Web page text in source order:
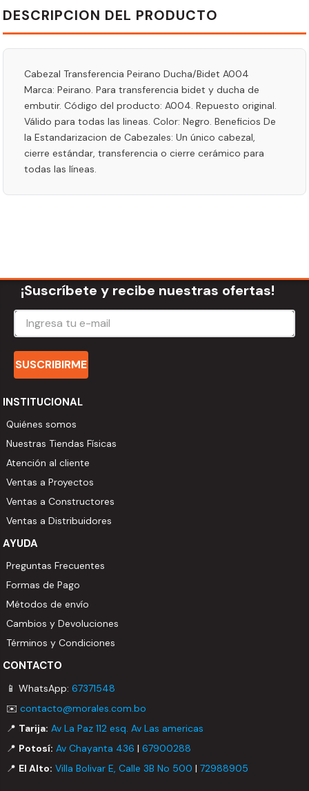
DESCRIPCION DEL PRODUCTO
Cabezal Transferencia Peirano Ducha/Bidet A004
Marca: Peirano. Para transferencia bidet y ducha de
embutir. Código del producto: A004. Repuesto original.
Válido para todas las lineas. Color: Negro. Beneficios De
la Estandarizacion de Cabezales: Un único cabezal,
cierre estándar, transferencia o cierre cerámico para
todas las líneas.
¡Suscríbete y recibe nuestras ofertas!
SUSCRIBIRME
INSTITUCIONAL
Quiénes somos
Nuestras Tiendas Físicas
Atención al cliente
Ventas a Proyectos
Ventas a Constructores
Ventas a Distribuidores
AYUDA
Preguntas Frecuentes
Formas de Pago
Métodos de envío
Cambios y Devoluciones
Términos y Condiciones
CONTACTO
📱 WhatsApp:67371548
✉️contacto@morales.com.bo
📍 Tarija: Av La Paz 112 esq. Av Las americas
📍 Potosí: Av Chayanta 436 |67900288
📍 El Alto: Villa Bolivar E, Calle 3B No 500 |72988905